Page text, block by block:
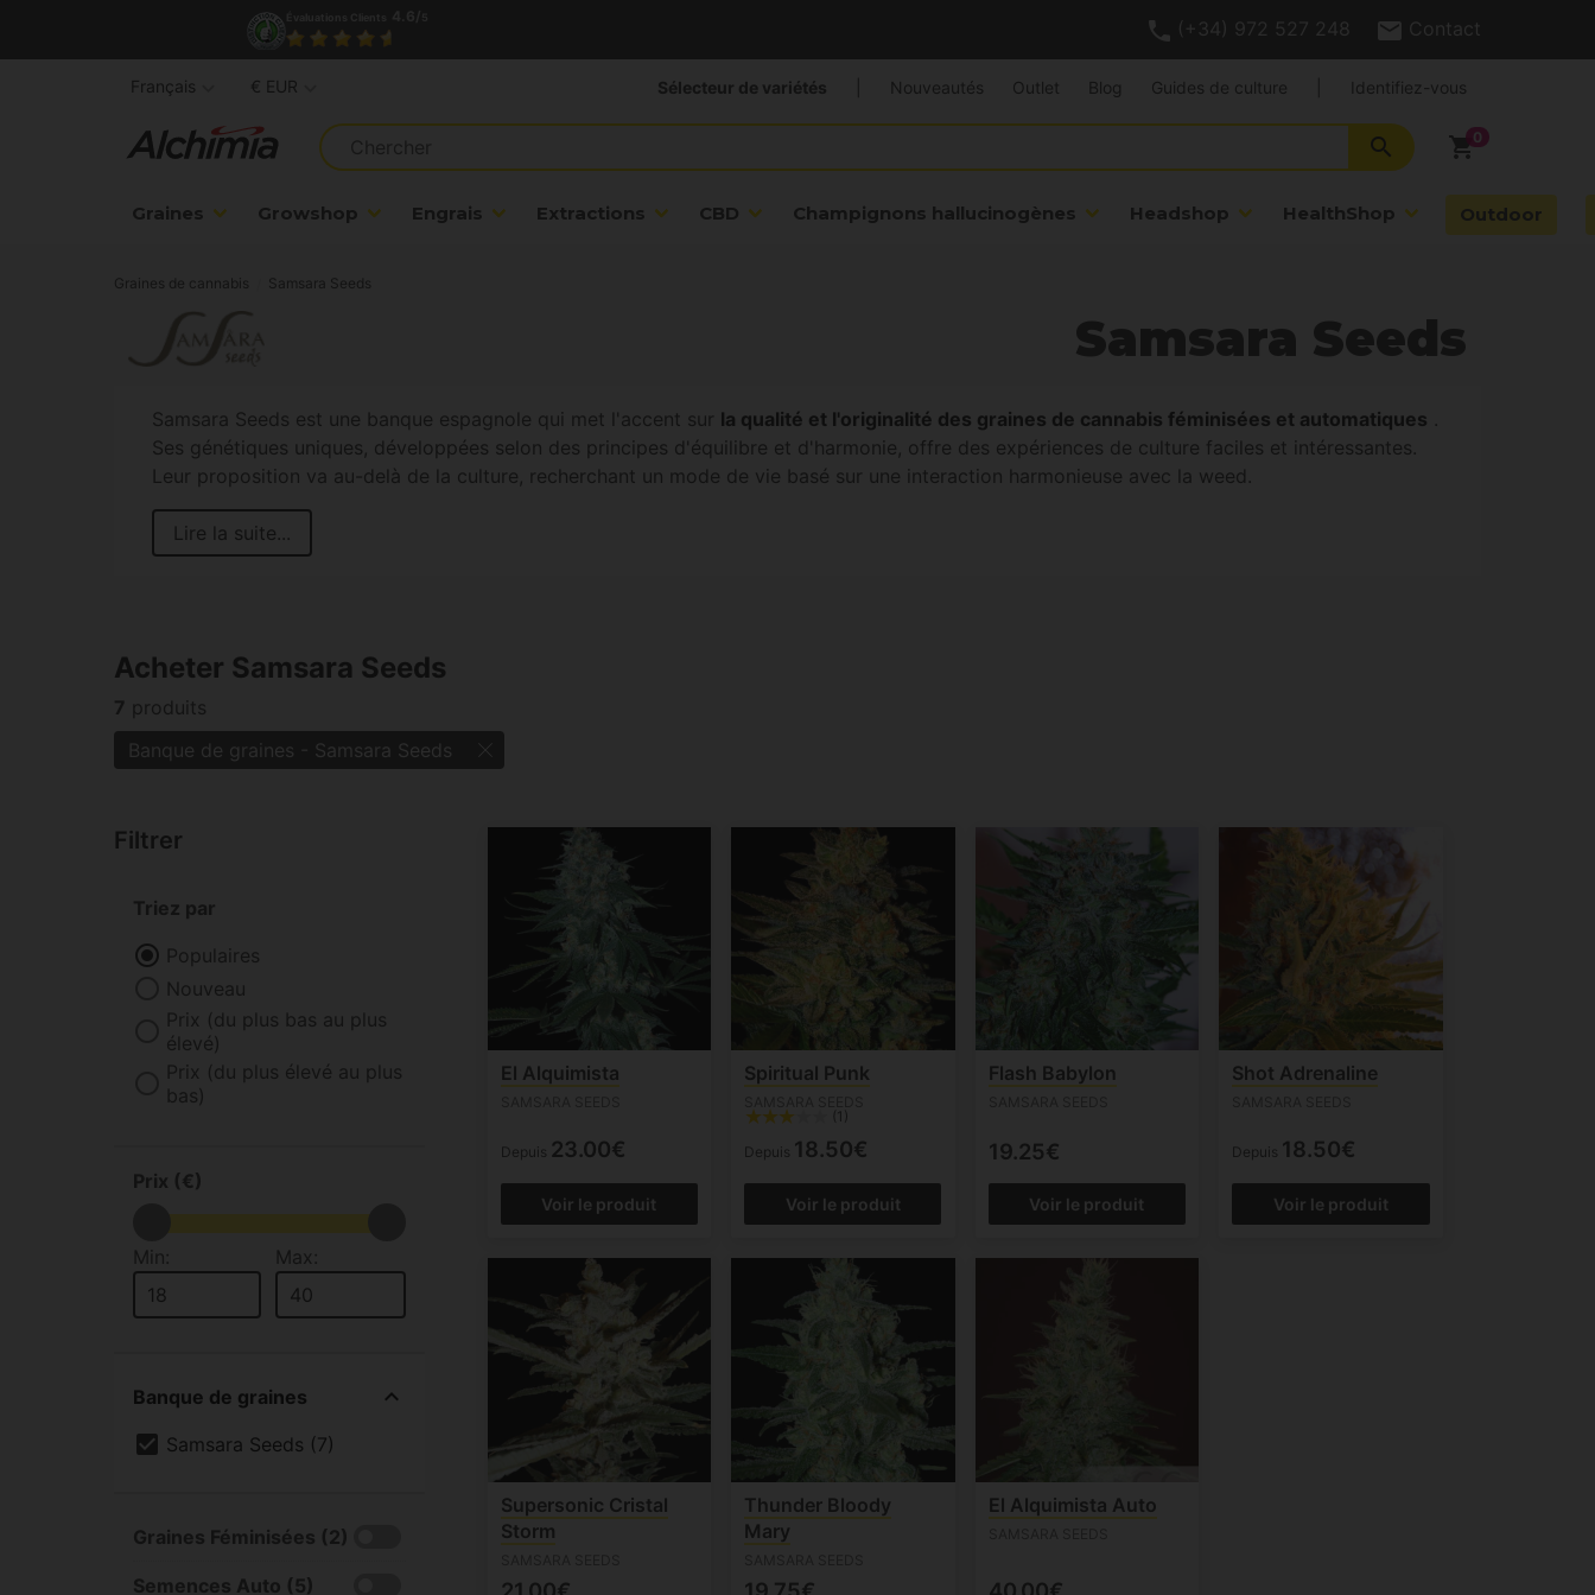
(+34) 972 527 248 Contact
shopping_cart
search
Graines Growshop Engrais Extractions CBD Champignons hallucinogènes Headshop HealthShop Outdoor
Sélecteur de variétés Nouveautés Outlet Blog Guides de culture Identifiez-vous
Français € EUR
Graines de cannabis Samsara Seeds
Samsara Seeds
Samsara Seeds est une banque espagnole qui met l'accent sur la qualité et l'originalité des graines de cannabis féminisées et automatiques .
Ses génétiques uniques, développées selon des principes d'équilibre et d'harmonie, offre des expériences de culture faciles et intéressantes.
Leur proposition va au-delà de la culture, recherchant un mode de vie basé sur une interaction harmonieuse avec la weed.
Lire la suite...
Acheter Samsara Seeds
7 produits
Banque de graines - Samsara Seeds
Filtrer
Triez par
Populaires
Nouveau
Prix (du plus bas au plus
élevé)
Prix (du plus élevé au plus
bas)
Prix (€)
Min: Max:
Banque de graines
Samsara Seeds (7)
Graines Féminisées (2)
Semences Auto (5)
El Alquimista
Depuis 23.00€
Voir le produit
Spiritual Punk
(1)
Depuis 18.50€
Voir le produit
Flash Babylon
19.25€
Voir le produit
Shot Adrenaline
Depuis 18.50€
Voir le produit
Supersonic Cristal
Storm
Thunder Bloody
Mary
El Alquimista Auto